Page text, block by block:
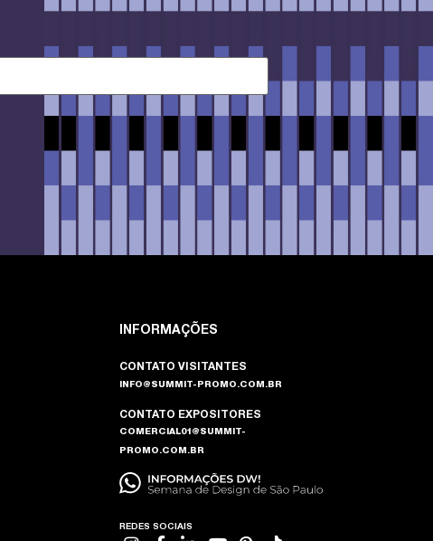
INFORMAÇÕES
CONTATO VISITANTES
INFO@SUMMIT-PROMO.COM.BR
CONTATO EXPOSITORES
COMERCIAL01@SUMMIT-
PROMO.COM.BR
REDES SOCIAIS